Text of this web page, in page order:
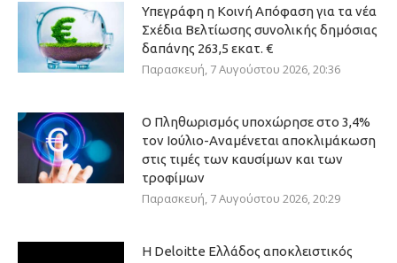
Υπεγράφη η Κοινή Απόφαση για τα νέα
Σχέδια Βελτίωσης συνολικής δημόσιας
δαπάνης 263,5 εκατ. €
Παρασκευή, 7 Αυγούστου 2026, 20:36
Ο Πληθωρισμός υποχώρησε στο 3,4%
τον Ιούλιο-Αναμένεται αποκλιμάκωση
στις τιμές των καυσίμων και των
τροφίμων
Παρασκευή, 7 Αυγούστου 2026, 20:29
Η Deloitte Ελλάδος αποκλειστικός